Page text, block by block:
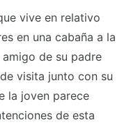
vive en relativo
en una cabaña a la
de su padre
visita junto con su
la joven parece
de esta